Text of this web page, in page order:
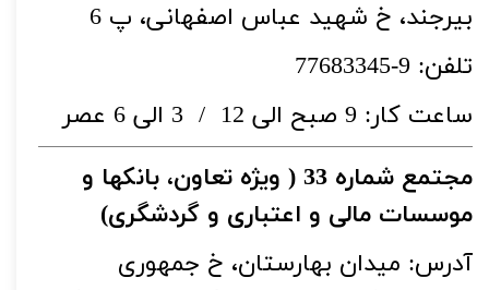
بیرجند، خ شهید عباس اصفهانی، پ 6
تلفن: 9-77683345
ساعت کار: 9 صبح الی 12 / 3 الی 6 عصر
مجتمع شماره 33 ( ویژه تعاون، بانکها و
موسسات مالی و اعتباری و گردشگری)
آدرس: میدان بهارستان، خ جمهوری